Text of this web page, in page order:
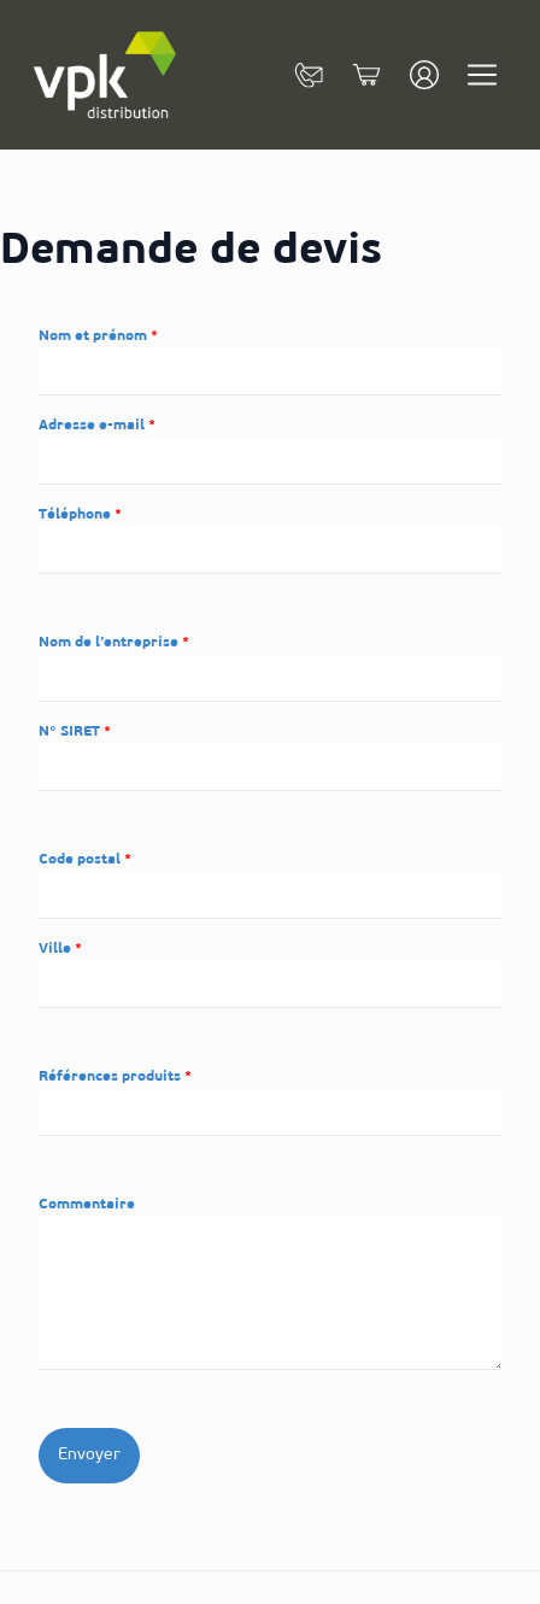
ContactCart
Demande de devis
Nom et prénom
Adresse e-mail
Téléphone
Nom de l'entreprise
N° SIRET
Code postal
Ville
Références produits
Commentaire
Envoyer